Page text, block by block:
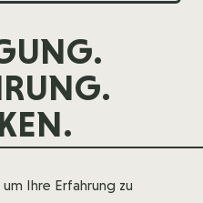
Ihre Erfahrung zu